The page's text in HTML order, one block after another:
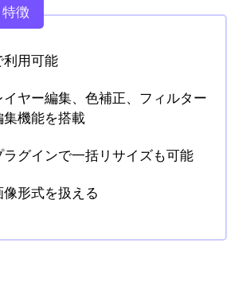
特徴
利用可能
イヤー編集、色補正、フィルター
機能を搭載
グインで一括リサイズも可能
形式を扱える